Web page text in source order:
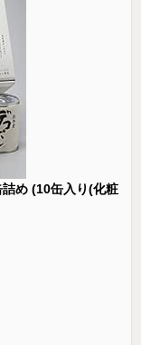
め (10缶入り(化粧